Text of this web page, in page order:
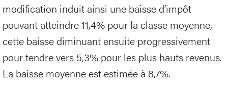
modification induit ainsi une baisse d’impôt
pouvant atteindre 11,4% pour la classe moyenne,
cette baisse diminuant ensuite progressivement
pour tendre vers 5,3% pour les plus hauts revenus.
La baisse moyenne est estimée à 8,7%.